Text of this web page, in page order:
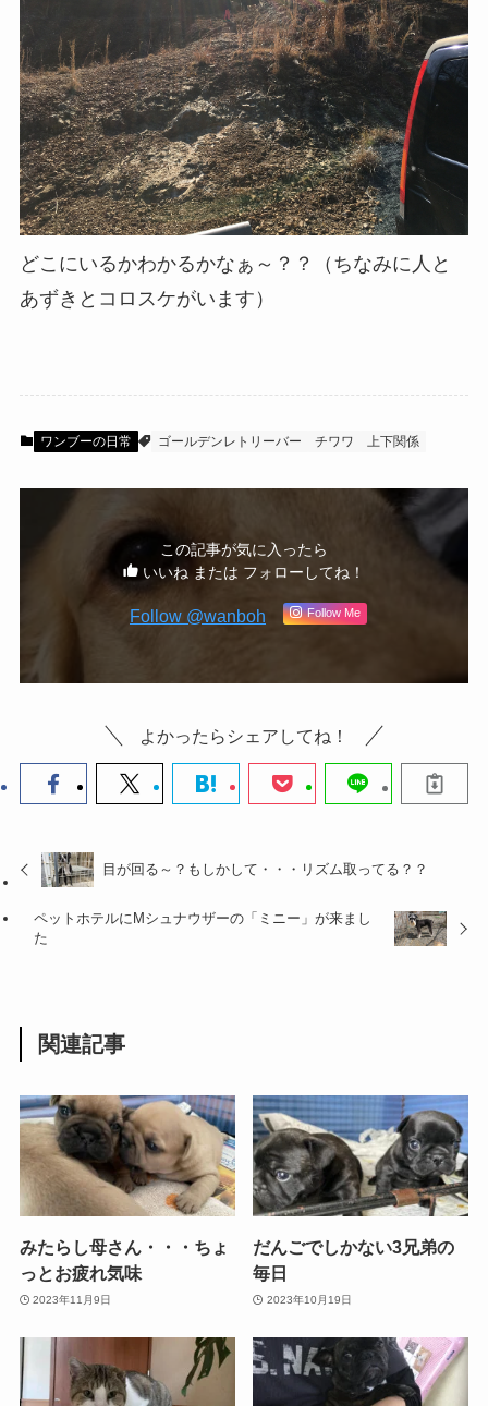
どこにいるかわかるかなぁ～？？（ちなみに人と
あずきとコロスケがいます）
ワンブーの日常 ゴールデンレトリーバー チワワ 上下関係
この記事が気に入ったら
いいね または フォローしてね！
Follow @wanboh Follow Me
よかったらシェアしてね！
目が回る～？もしかして・・・リズム取ってる？？
ペットホテルにMシュナウザーの「ミニー」が来まし
た
関連記事
みたらし母さん・・・ちょ
っとお疲れ気味
2023年11月9日
だんごでしかない3兄弟の
毎日
2023年10月19日